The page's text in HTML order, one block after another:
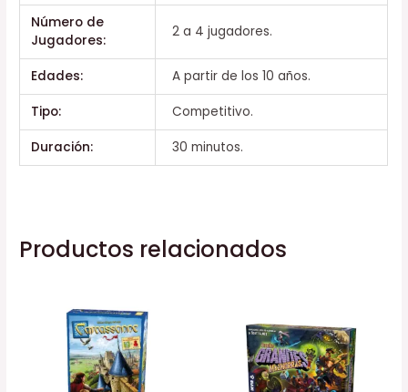
Número de
Jugadores:
2 a 4 jugadores.
Edades: A partir de los 10 años.
Tipo: Competitivo.
Duración: 30 minutos.
Productos relacionados